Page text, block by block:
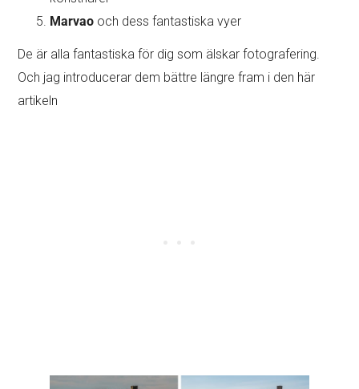
Marvao och dess fantastiska vyer
De är alla fantastiska för dig som älskar fotografering.
Och jag introducerar dem bättre längre fram i den här
artikeln